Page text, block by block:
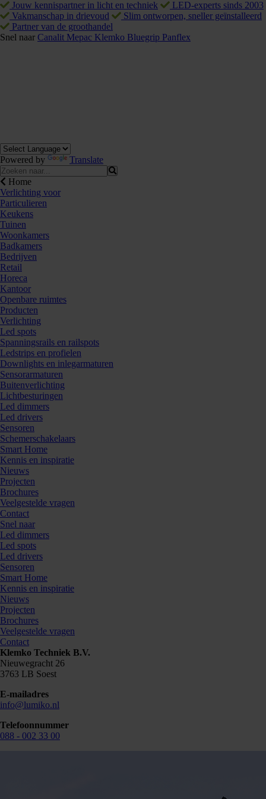
Jouw kennispartner in licht en techniek
LED-experts sinds 2003
Vakmanschap in drievoud
Slim ontworpen, sneller geïnstalleerd
Partner van de groothandel
Snel naar Canalit Mepac Klemko Bluegrip Panflex
Powered by Translate
Home
Verlichting voor
Particulieren
Keukens
Tuinen
Woonkamers
Badkamers
Bedrijven
Retail
Horeca
Kantoor
Openbare ruimtes
Producten
Verlichting
Led spots
Spanningsrails en railspots
Ledstrips en profielen
Downlights en inlegarmaturen
Sensorarmaturen
Buitenverlichting
Lichtbesturingen
Led dimmers
Led drivers
Sensoren
Schemerschakelaars
Smart Home
Kennis en inspiratie
Nieuws
Projecten
Brochures
Veelgestelde vragen
Contact
Snel naar
Led dimmers
Led spots
Led drivers
Sensoren
Smart Home
Kennis en inspiratie
Nieuws
Projecten
Brochures
Veelgestelde vragen
Contact
Klemko Techniek B.V.
Nieuwegracht 26
3763 LB Soest
E-mailadres
info@lumiko.nl
Telefoonnummer
088 - 002 33 00